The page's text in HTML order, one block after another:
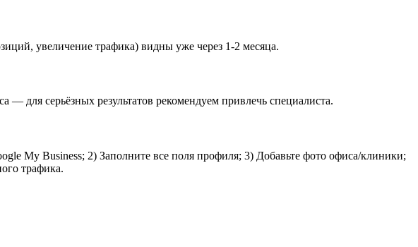
увеличение трафика) видны уже через 1-2 месяца.
для серьёзных результатов рекомендуем привлечь специалиста.
My Business; 2) Заполните все поля профиля; 3) Добавьте фото офиса/клиники;
трафика.